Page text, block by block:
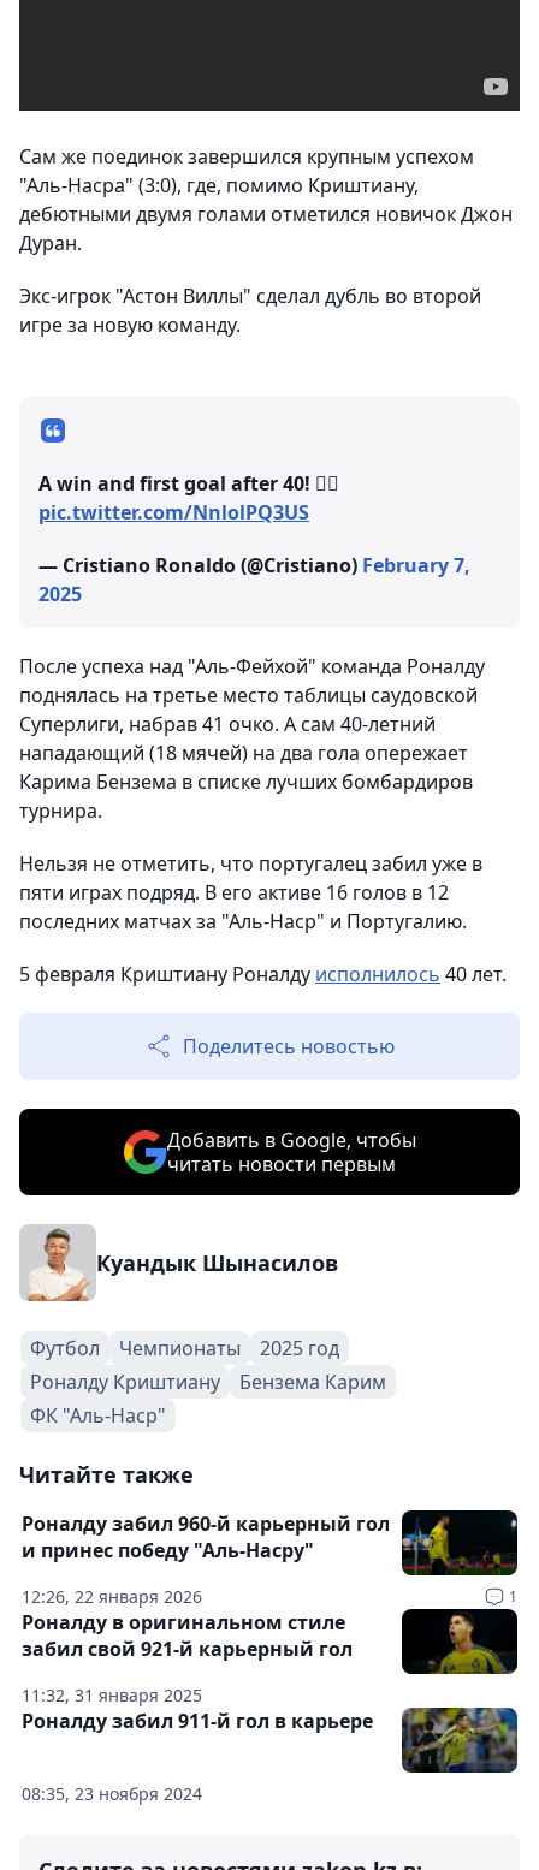
Сам же поединок завершился крупным успехом
"Аль-Насра" (3:0), где, помимо Криштиану,
дебютными двумя голами отметился новичок Джон
Дуран.
Экс-игрок "Астон Виллы" сделал дубль во второй
игре за новую команду.
A win and first goal after 40! ✌🏽
pic.twitter.com/NnlolPQ3US
— Cristiano Ronaldo (@Cristiano) February 7,
2025
После успеха над "Аль-Фейхой" команда Роналду
поднялась на третье место таблицы саудовской
Суперлиги, набрав 41 очко. А сам 40-летний
нападающий (18 мячей) на два гола опережает
Карима Бензема в списке лучших бомбардиров
турнира.
Нельзя не отметить, что португалец забил уже в
пяти играх подряд. В его активе 16 голов в 12
последних матчах за "Аль-Наср" и Португалию.
5 февраля Криштиану Роналду исполнилось 40 лет.
Поделитесь новостью
Добавить в Google, чтобы
читать новости первым
Куандык Шынасилов
Футбол Чемпионаты
2025 год
Роналду Криштиану
Бензема Карим
ФК "Аль-Наср"
Читайте также
12:26, 22 января 2026 1
Роналду забил 960-й карьерный гол
и принес победу "Аль-Насру"
11:32, 31 января 2025
Роналду в оригинальном стиле
забил свой 921-й карьерный гол
08:35, 23 ноября 2024
Роналду забил 911-й гол в карьере